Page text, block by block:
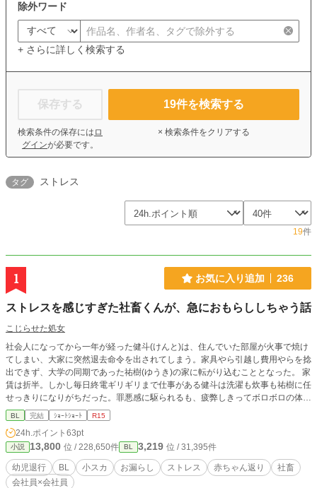
除外ワード
+ さらに詳しく検索する
保存する
検索条件の保存には ロ
グインが必要です。
19件を検索する
× 検索条件をクリアする
タグ ストレス
19件
1 お気に入り追加 236
ストレスを感じすぎた社畜くんが、急におもらししちゃう話
こじらせた処女
社会人になってから一年が経った健斗(けんと)は、住んでいた部屋が火事で焼け
てしまい、大家に突然退去命令を出されてしまう。家具やら引越し費用やらを捻
出できず、大学の同期であった祐樹(ゆうき)の家に転がり込むこととなった。 家
賃は折半。しかし毎日終電ギリギリまで仕事がある健斗は洗濯も炊事も祐樹に任
せっきりになりがちだった。罪悪感に駆られるも、疲弊しきってボロボロの体で
は家事をすることができない日々。社会人として自立できていない焦燥感、日々
の疲れ。体にも心にも余裕がなくなった健斗はある日おねしょをしてしまう。手
伝おうとした祐樹に当たり散らしてしまい、喧嘩になってしまい、それが張り詰
めていた糸を切るきっかけになったのか、その日の夜、帰宅した健斗は玄関から
動けなくなってしまい…？
BL 完結 ｼｮｰﾄｼｮｰﾄ R15
24h.ポイント 63pt
小説 13,800 位 / 228,650件 BL 3,219 位 / 31,395件
幼児退行 BL 小スカ お漏らし ストレス 赤ちゃん返り
社畜
会社員×会社員